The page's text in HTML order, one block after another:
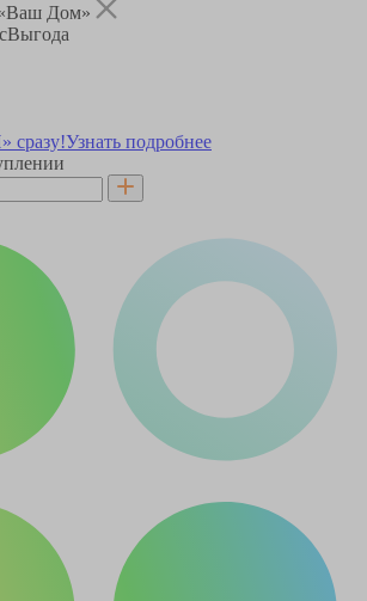
Дом»
Выгода
сразу!Узнать подробнее